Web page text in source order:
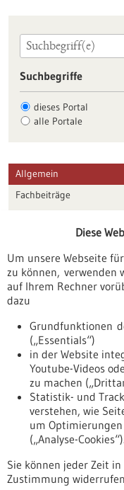
Suchbegriffe
dieses Portal
alle Portale
Allgemein
Fachbeiträge
Veranstaltungen
Erscheinungsdatum
Nach oben
Informiert
Diese
Um unsere Webseite
zu können, verwenden
auf Ihrem Rechner
dazu
Grundfunktionen
(„Essentials“)
in der Website
Youtube-Videos
zu machen
Statistik- und
verstehen, wie
um
(„Analyse-Cookies“).
Sie können jeder Zeit
Zustimmung